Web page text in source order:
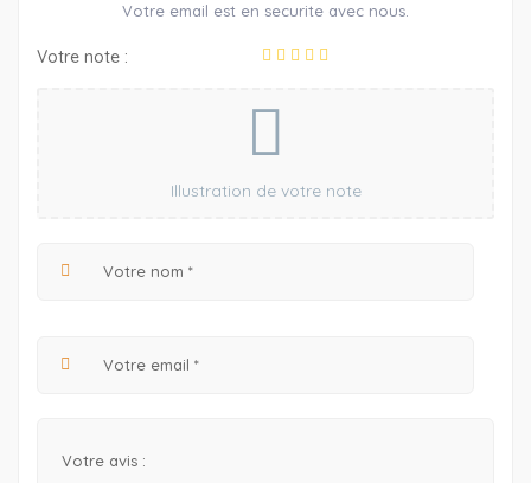
Votre email est en securite avec nous.
Votre note :
Illustration de votre note